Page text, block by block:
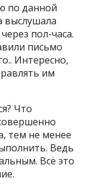
по данной
выслушала
пол-часа.
письмо
Интересно,
им
Что
тем не менее
Ведь
Всё это